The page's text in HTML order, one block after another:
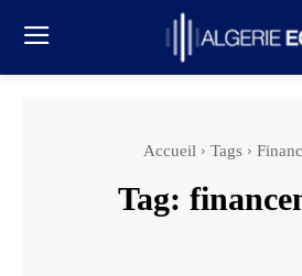
Accueil Tags
Tag: